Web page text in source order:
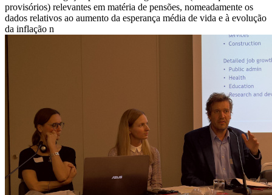
provisórios) relevantes em matéria de pensões, nomeadamente os
dados relativos ao aumento da esperança média de vida e à evolução
da inflação n